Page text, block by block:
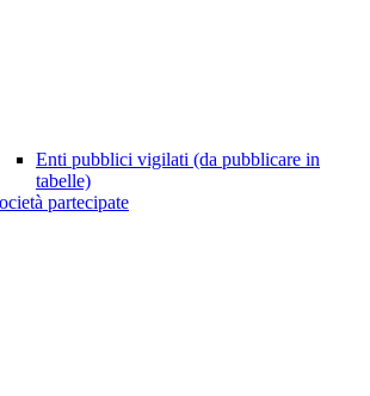
Enti pubblici vigilati (da pubblicare in
tabelle)
partecipate